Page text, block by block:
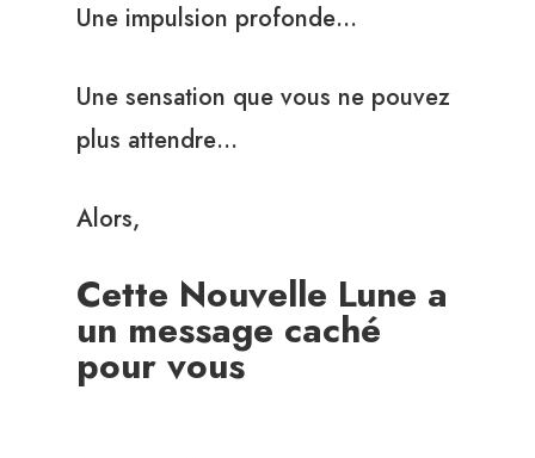
Une impulsion profonde…
Une sensation que vous ne pouvez
plus attendre…
Alors,
Cette Nouvelle Lune a
un message caché
pour vous